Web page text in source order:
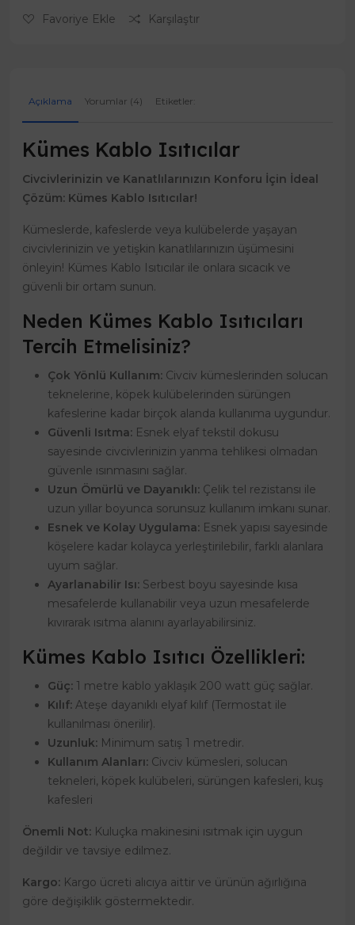
Favoriye Ekle Karşılaştır
Açıklama Yorumlar (4) Etiketler:
Kümes Kablo Isıtıcılar
Civcivlerinizin ve Kanatlılarınızın Konforu İçin İdeal
Çözüm: Kümes Kablo Isıtıcılar!
Kümeslerde, kafeslerde veya kulübelerde yaşayan
civcivlerinizin ve yetişkin kanatlılarınızın üşümesini
önleyin! Kümes Kablo Isıtıcılar ile onlara sıcacık ve
güvenli bir ortam sunun.
Neden Kümes Kablo Isıtıcıları
Tercih Etmelisiniz?
Çok Yönlü Kullanım: Civciv kümeslerinden solucan
teknelerine, köpek kulübelerinden sürüngen
kafeslerine kadar birçok alanda kullanıma uygundur.
Güvenli Isıtma: Esnek elyaf tekstil dokusu
sayesinde civcivlerinizin yanma tehlikesi olmadan
güvenle ısınmasını sağlar.
Uzun Ömürlü ve Dayanıklı: Çelik tel rezistansı ile
uzun yıllar boyunca sorunsuz kullanım imkanı sunar.
Esnek ve Kolay Uygulama: Esnek yapısı sayesinde
köşelere kadar kolayca yerleştirilebilir, farklı alanlara
uyum sağlar.
Ayarlanabilir Isı: Serbest boyu sayesinde kısa
mesafelerde kullanabilir veya uzun mesafelerde
kıvırarak ısıtma alanını ayarlayabilirsiniz.
Kümes Kablo Isıtıcı Özellikleri:
Güç: 1 metre kablo yaklaşık 200 watt güç sağlar.
Kılıf: Ateşe dayanıklı elyaf kılıf (Termostat ile
kullanılması önerilir).
Uzunluk: Minimum satış 1 metredir.
Kullanım Alanları: Civciv kümesleri, solucan
tekneleri, köpek kulübeleri, sürüngen kafesleri, kuş
kafesleri
Önemli Not: Kuluçka makinesini ısıtmak için uygun
değildir ve tavsiye edilmez.
Kargo: Kargo ücreti alıcıya aittir ve ürünün ağırlığına
göre değişiklik göstermektedir.